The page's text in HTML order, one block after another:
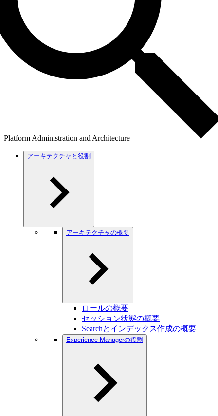
Platform Administration and Architecture
アーキテクチャと役割
アーキテクチャの概要
ロールの概要
セッション状態の概要
Searchとインデックス作成の概要
Experience Managerの役割